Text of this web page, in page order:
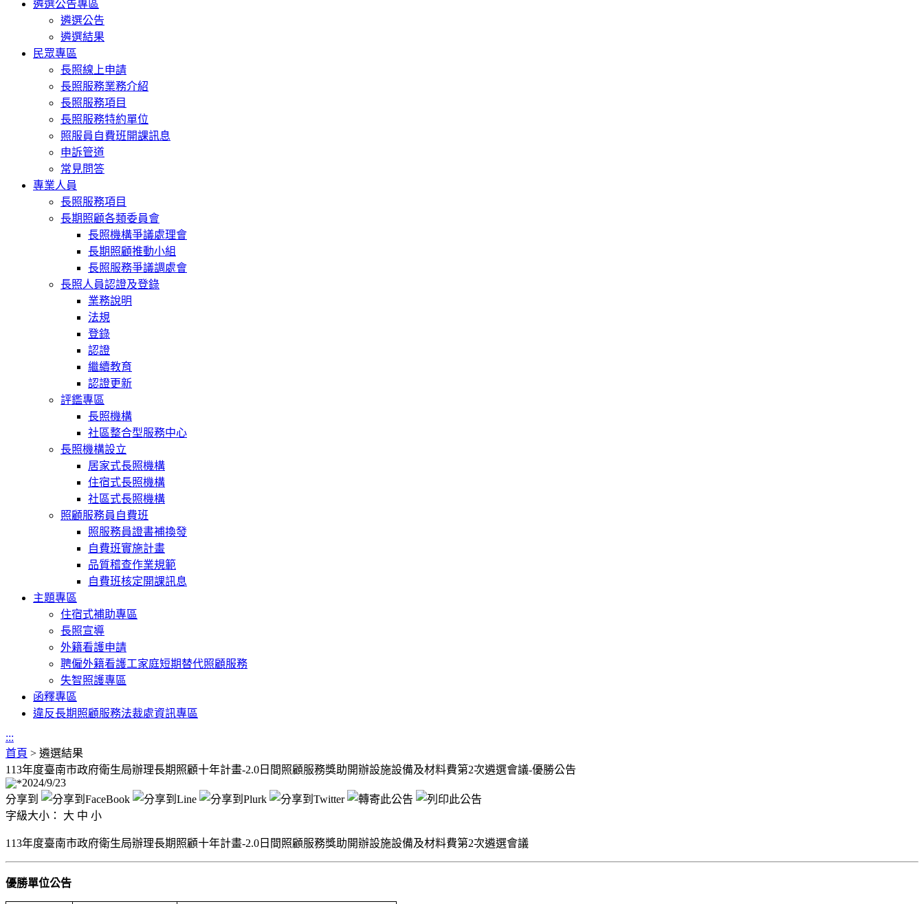
遴選公告專區
遴選公告
遴選結果
民眾專區
長照線上申請
長照服務業務介紹
長照服務項目
長照服務特約單位
照服員自費班開課訊息
申訴管道
常見問答
專業人員
長照服務項目
長期照顧各類委員會
長照機構爭議處理會
長期照顧推動小組
長照服務爭議調處會
長照人員認證及登錄
業務說明
法規
登錄
認證
繼續教育
認證更新
評鑑專區
長照機構
社區整合型服務中心
長照機構設立
居家式長照機構
住宿式長照機構
社區式長照機構
照顧服務員自費班
照服務員證書補換發
自費班實施計畫
品質稽查作業規範
自費班核定開課訊息
主題專區
住宿式補助專區
長照宣導
外籍看護申請
聘僱外籍看護工家庭短期替代照顧服務
失智照護專區
函釋專區
違反長期照顧服務法裁處資訊專區
:::
首頁 > 遴選結果
113年度臺南市政府衛生局辦理長期照顧十年計畫-2.0日間照顧服務獎助開辦設施設備及材料費第2次遴選會議-優勝公告
2024/9/23
分享到
字級大小： 大 中 小
113年度臺南市政府衛生局辦理長期照顧十年計畫-2.0日間照顧服務獎助開辦設施設備及材料費第2次遴選會議
優勝單位公告